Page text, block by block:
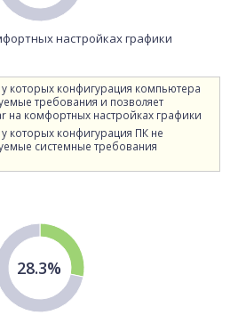
настройках графики
которых конфигурация компьютера
требования и позволяет
на комфортных настройках графики
которых конфигурация ПК не
системные требования
28.3%